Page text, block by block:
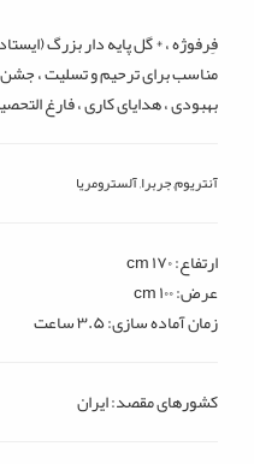
فِرفوژه ، * گل پایه دار بزرگ
مناسب برای ترحیم و تسلیت ،
بهبودی ، هدایای کاری ، فارغ
آنتریوم, جربرا, آلسترومریا
ارتفاع: ۱۷۰ cm
عرض: ۱۰۰ cm
زمان آماده سازی: ۳.۵ ساعت
كشورهای مقصد: ایران